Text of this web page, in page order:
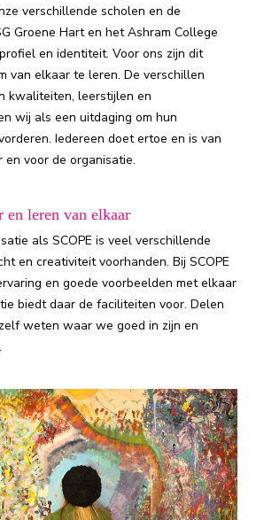
verschillende scholen en de
Groene Hart en het Ashram College
en identiteit. Voor ons zijn dit
van elkaar te leren. De verschillen
kwaliteiten, leerstijlen en
wij als een uitdaging om hun
Iedereen doet ertoe en is van
en voor de organisatie.
en leren van elkaar
als SCOPE is veel verschillende
en creativiteit voorhanden. Bij SCOPE
en goede voorbeelden met elkaar
biedt daar de faciliteiten voor. Delen
weten waar we goed in zijn en